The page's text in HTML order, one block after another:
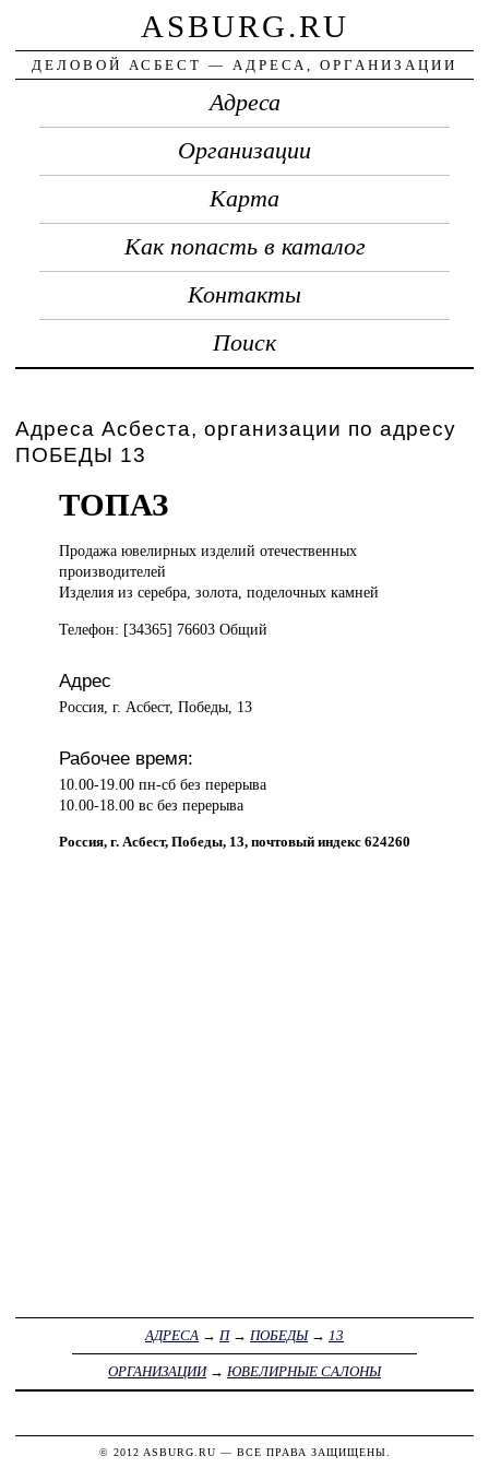
ASBURG.RU
ДЕЛОВОЙ АСБЕСТ — АДРЕСА, ОРГАНИЗАЦИИ
Адреса
Организации
Карта
Как попасть в каталог
Контакты
Поиск
Адреса Асбеста, организации по адресу
ПОБЕДЫ 13
ТОПАЗ
Продажа ювелирныхизделий отечественных
производителей
Изделия из серебра, золота, поделочных камней
Телефон: [34365] 76603 Общий
Адрес
Россия, г. Асбест, Победы, 13
Рабочее время:
10.00-19.00 пн-сб без перерыва
10.00-18.00 вс без перерыва
Россия, г. Асбест, Победы, 13, почтовый индекс 624260
АДРЕСА → П→ ПОБЕДЫ→ 13
ОРГАНИЗАЦИИ→ ЮВЕЛИРНЫЕ САЛОНЫ
© 2012 ASBURG.RU — ВСЕ ПРАВА ЗАЩИЩЕНЫ.